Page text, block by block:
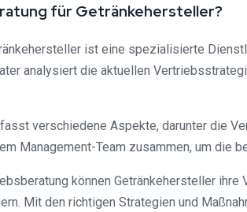
für Getränkehersteller?
ist eine spezialisierte
analysiert die aktuellen
verschiedene Aspekte, darunter die
Management-Team zusammen, um die
können Getränkehersteller
Mit den richtigen Strategien und